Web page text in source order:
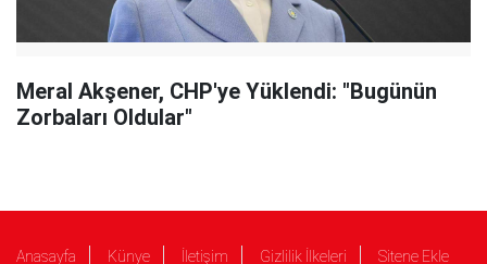
Meral Akşener, CHP'ye Yüklendi: "Bugünün
Zorbaları Oldular"
Anasayfa Künye İletişim Gizlilik İlkeleri Sitene Ekle